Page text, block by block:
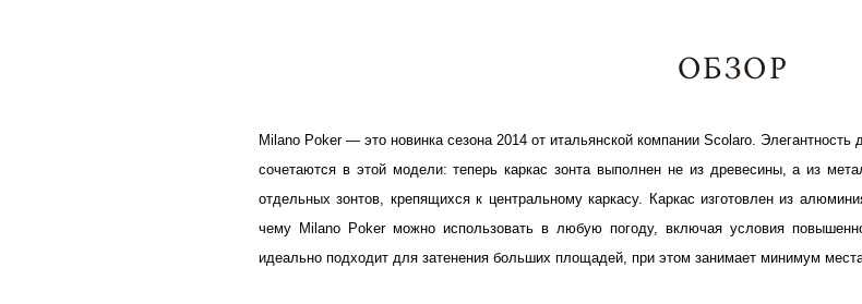
ОБЗОР
Milano Poker — это новинка сезона 2014 от итальянской компании Scolaro. Элегантность
сочетаются в этой модели: теперь каркас зонта выполнен не из древесины, а из
отдельных зонтов, крепящихся к центральному каркасу. Каркас изготовлен из
чему Milano Poker можно использовать в любую погоду, включая условия
идеально подходит для затенения больших площадей, при этом занимает минимум